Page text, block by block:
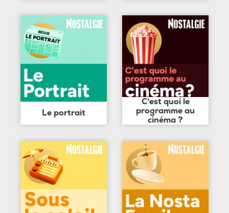
Le portrait
C'est quoi le
programme au
cinéma ?